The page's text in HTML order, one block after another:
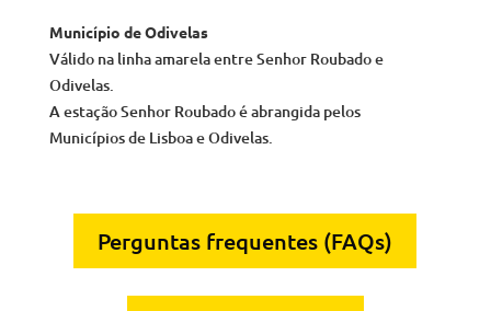
Município de Odivelas
Válido na linha amarela entre Senhor Roubado e
Odivelas.
A estação Senhor Roubado é abrangida pelos
Municípios de Lisboa e Odivelas.
Perguntas frequentes (FAQs)